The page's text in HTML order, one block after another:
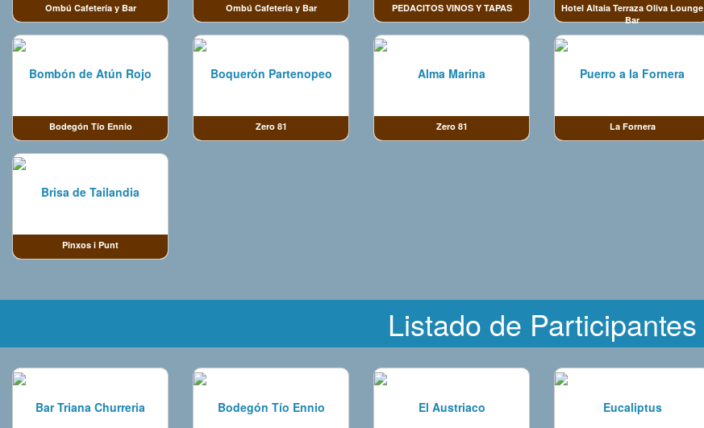
Ombú Cafetería y Bar Ombú Cafetería y Bar PEDACITOS VINOS Y TAPAS
Hotel Altaia Terraza Oliva Lounge
Bar
Bombón de Atún Rojo
Bodegón Tío Ennio
Boquerón Partenopeo
Zero 81
Alma Marina
Zero 81
Puerro a la Fornera
La Fornera
Brisa de Tailandia
Pinxos i Punt
Listado de Participantes
Bar Triana Churreria Bodegón Tío Ennio El Austriaco Eucaliptus